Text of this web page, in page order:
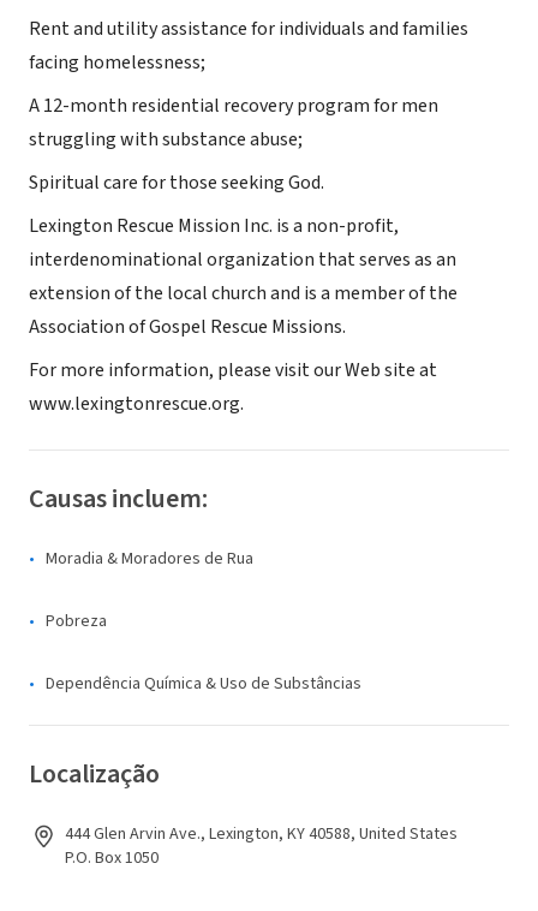
Rent and utility assistance for individuals and families
facing homelessness;
A 12-month residential recovery program for men
struggling with substance abuse;
Spiritual care for those seeking God.
Lexington Rescue Mission Inc. is a non-profit,
interdenominational organization that serves as an
extension of the local church and is a member of the
Association of Gospel Rescue Missions.
For more information, please visit our Web site at
www.lexingtonrescue.org.
Causas incluem:
Moradia & Moradores de Rua
Pobreza
Dependência Química & Uso de Substâncias
Localização
444 Glen Arvin Ave., Lexington, KY 40588, United States
P.O. Box 1050